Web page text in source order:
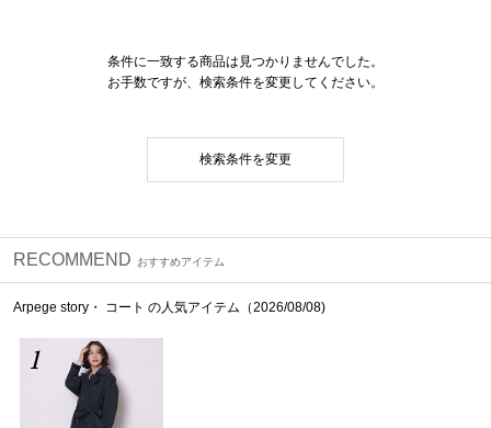
条件に一致する商品は見つかりませんでした。
お手数ですが、検索条件を変更してください。
検索条件を変更
RECOMMEND おすすめアイテム
Arpege story・ コート の人気アイテム（2026/08/08)
1